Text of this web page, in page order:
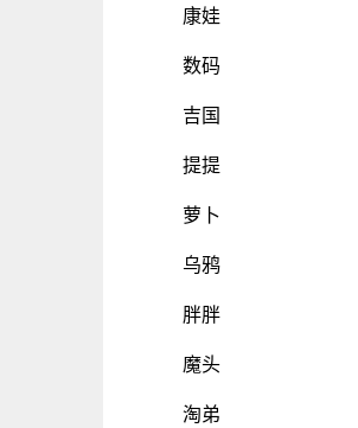
康娃
数码
吉国
提提
萝卜
乌鸦
胖胖
魔头
淘弟